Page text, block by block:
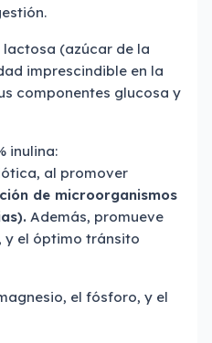
(azúcar de la
imprescindible en la
componentes glucosa y
inulina:
al promover
de microorganismos
Además, promueve
y el óptimo tránsito
el fósforo, y el